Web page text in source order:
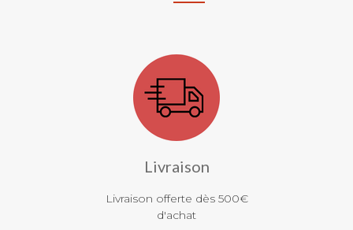
Livraison
Livraison offerte dès 500€
d'achat